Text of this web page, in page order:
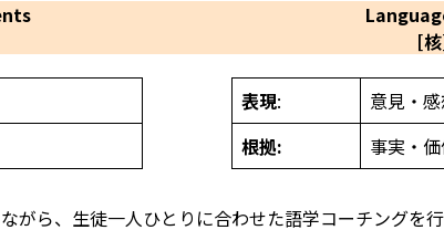
[
表現:
意見・
根拠: 事実・
ら、生徒一人ひとりに合わせた語学コーチングを行